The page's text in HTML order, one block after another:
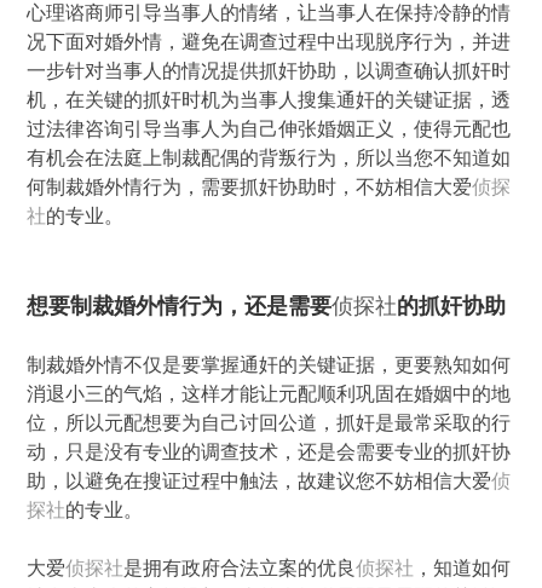
心理谘商师引导当事人的情绪，让当事人在保持冷静的情
况下面对婚外情，避免在调查过程中出现脱序行为，并进
一步针对当事人的情况提供抓奸协助，以调查确认抓奸时
机，在关键的抓奸时机为当事人搜集通奸的关键证据，透
过法律咨询引导当事人为自己伸张婚姻正义，使得元配也
有机会在法庭上制裁配偶的背叛行为，所以当您不知道如
何制裁婚外情行为，需要抓奸协助时，不妨相信大爱侦探
社的专业。
想要制裁婚外情行为，还是需要侦探社的抓奸协助
制裁婚外情不仅是要掌握通奸的关键证据，更要熟知如何
消退小三的气焰，这样才能让元配顺利巩固在婚姻中的地
位，所以元配想要为自己讨回公道，抓奸是最常采取的行
动，只是没有专业的调查技术，还是会需要专业的抓奸协
助，以避免在搜证过程中触法，故建议您不妨相信大爱侦
探社的专业。
大爱侦探社是拥有政府合法立案的优良侦探社 ，知道如何